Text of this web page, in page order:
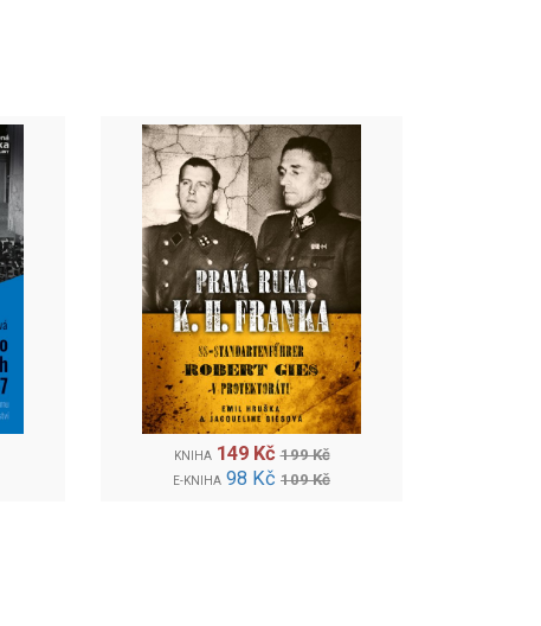
KNIHA 149 Kč 199 Kč
E-KNIHA 98 Kč 109 Kč